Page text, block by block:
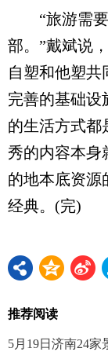
“旅游需要
部。”戴斌说
自塑和他塑共
完善的基础设
的生活方式都
秀的内容本身
的地本底资源
经典。(完)
推荐阅读
5月19日济南24